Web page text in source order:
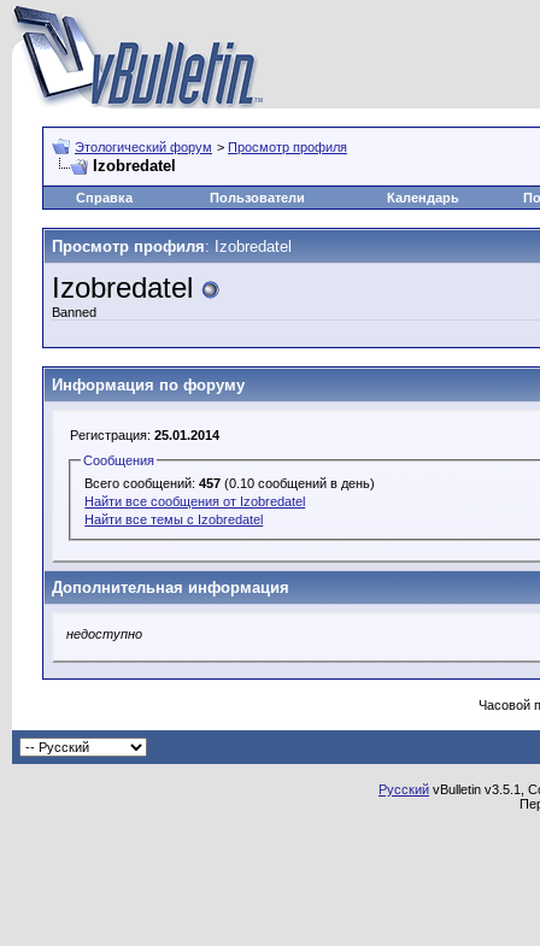
Этологический форум > Просмотр профиля
Izobredatel
Справка Пользователи Календарь
Просмотр профиля: Izobredatel
Izobredatel
Banned
Информация по форуму
Регистрация: 25.01.2014
Сообщения
Всего сообщений:457 (0.10 сообщений в день)
Найти все сообщения от Izobredatel
Найти все темы с Izobredatel
Дополнительная информация
недоступно
Часовой
Русский vBulletin v3.5.1,